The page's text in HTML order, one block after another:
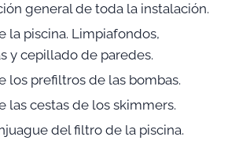
general de toda la instalación.
la piscina. Limpiafondos,
y cepillado de paredes.
los prefiltros de las bombas.
las cestas de los skimmers.
del filtro de la piscina.